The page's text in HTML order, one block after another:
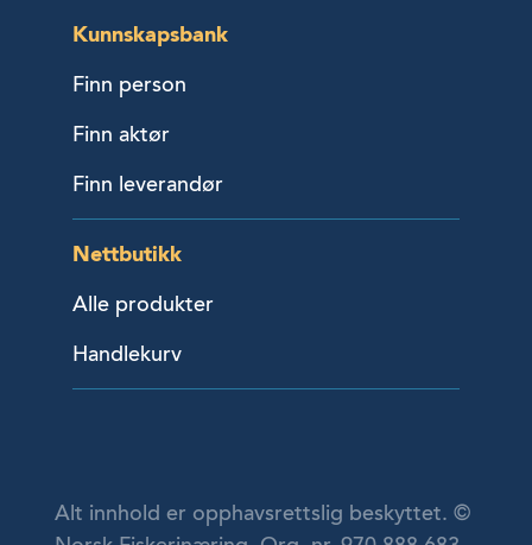
Kunnskapsbank
Finn person
Finn aktør
Finn leverandør
Nettbutikk
Alle produkter
Handlekurv
Alt innhold er opphavsrettslig beskyttet. ©